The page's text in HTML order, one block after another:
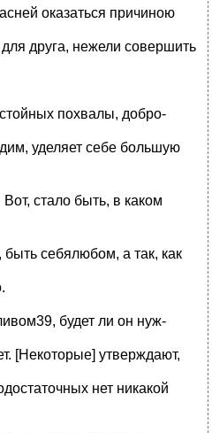
оказаться причиною
для друга, нежели совершить
похвалы, добро-
уделяет себе большую
стало быть, в каком
быть себялюбом, а так, как
будет ли он нуж-
[Некоторые] утверждают,
нет никакой